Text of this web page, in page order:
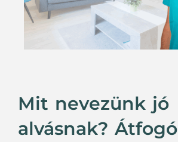
Mit nevezünk jó
alvásnak? Átfogó